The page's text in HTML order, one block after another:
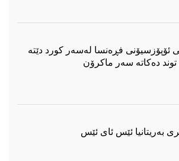
ئۆپۆزسیۆنی فڕەنسا لەسەر كورد دێتە
دەكاتە سەر ماكرۆن
بەریتانیا ئێس ئای ئێس